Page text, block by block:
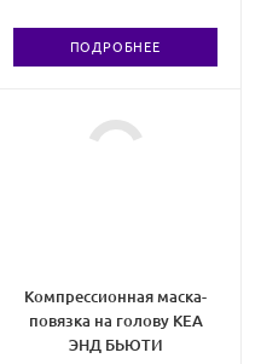
ПОДРОБНЕЕ
Компрессионная маска-
повязка на голову КЕА
ЭНД БЬЮТИ